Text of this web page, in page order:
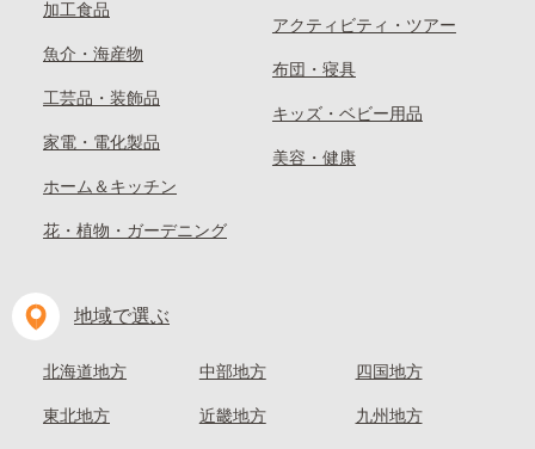
加工食品
魚介・海産物
工芸品・装飾品
家電・電化製品
ホーム＆キッチン
花・植物・ガーデニング
アクティビティ・ツアー
布団・寝具
キッズ・ベビー用品
美容・健康
地域で選ぶ
北海道地方
東北地方
中部地方
近畿地方
四国地方
九州地方